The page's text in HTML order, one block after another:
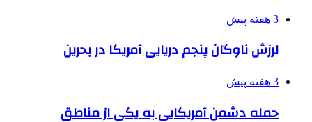
3 هفته پیش
لرزش ناوگان پنجم دریایی آمریکا در بحرین
3 هفته پیش
حمله دشمن آمریکایی به یکی از مناطق